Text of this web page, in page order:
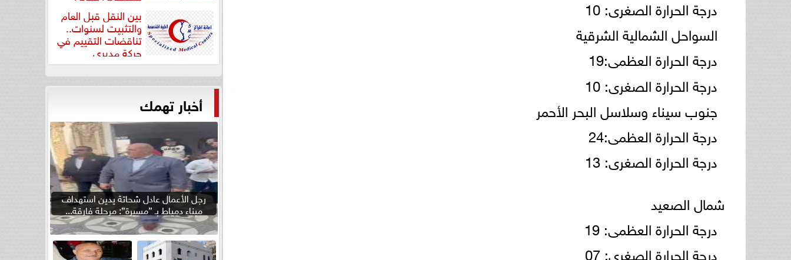
درجة الحرارة الصغرى: 10
السواحل الشمالية الشرقية
درجة الحرارة العظمى:19
درجة الحرارة الصغرى: 10
جنوب سيناء وسلاسل البحر الأحمر
درجة الحرارة العظمى:24
درجة الحرارة الصغرى: 13
شمال الصعيد
درجة الحرارة العظمى: 19
درجة الحرارة الصغرى: 07
بين النقل قبل العام
والتثبيت لسنوات..
تناقضات التقييم في
حركة مديري
”مستشفيات...
أخبار تهمك
رجل الأعمال عادل شحاتة يدين استهداف
ميناء دمياط بـ ”مسيرة”: مرحلة فارقة...